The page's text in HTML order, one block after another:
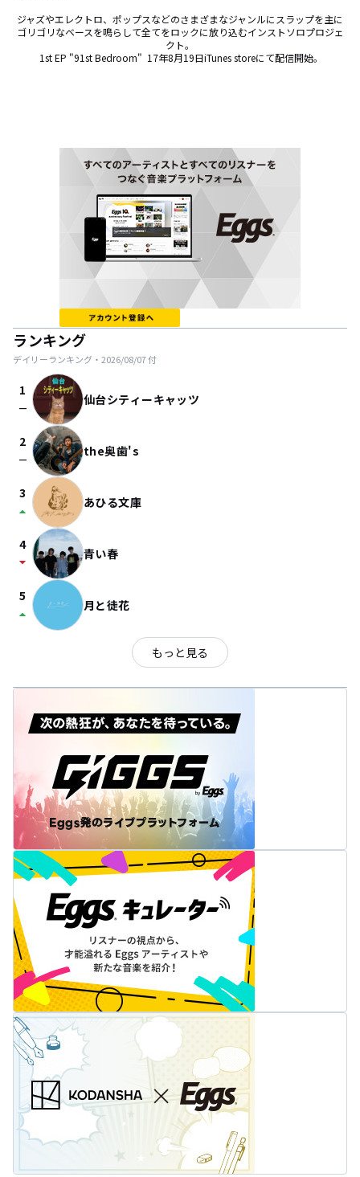
ジャズやエレクトロ、ポップスなどのさまざまなジャンルにスラップを主に
ゴリゴリなベースを鳴らして全てをロックに放り込むインストソロプロジェ
クト。
1st EP "91st Bedroom"  17年8月19日iTunes storeにて配信開始。
ランキング
デイリーランキング・ 2026/08/07付
1
check_indeterminate_small 仙台シティーキャッツ
2
check_indeterminate_small the奥歯's
3
arrow_drop_up あひる文庫
4
arrow_drop_down 青い春
5
arrow_drop_up 月と徒花
もっと見る